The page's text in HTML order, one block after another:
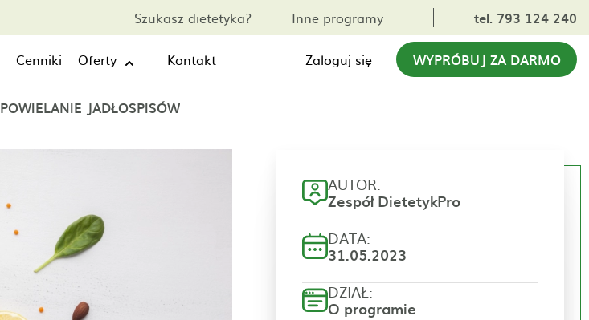
Szukasz dietetyka? Inne programy tel. 793 124 240
Cenniki Oferty Kontakt Zaloguj się WYPRÓBUJ ZA DARMO
JADŁOSPISÓW
AUTOR:
Zespół DietetykPro
DATA:
31.05.2023
DZIAŁ:
O programie